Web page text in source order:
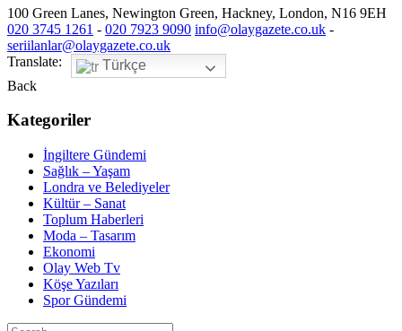
100 Green Lanes, Newington Green, Hackney, London, N16 9EH
020 3745 1261 - 020 7923 9090 info@olaygazete.co.uk -
seriilanlar@olaygazete.co.uk
Translate:
Türkçe
Back
Kategoriler
İngiltere Gündemi
Sağlık – Yaşam
Londra ve Belediyeler
Kültür – Sanat
Toplum Haberleri
Moda – Tasarım
Ekonomi
Olay Web Tv
Köşe Yazıları
Spor Gündemi